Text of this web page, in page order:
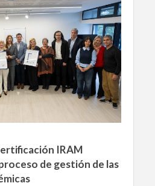
IRAM
de gestión de las